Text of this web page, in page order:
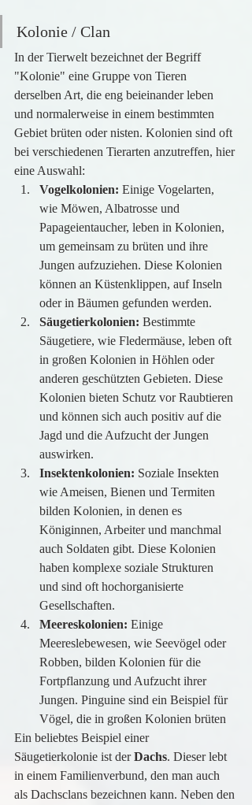
Kolonie / Clan
In der Tierwelt bezeichnet der Begriff
"Kolonie" eine Gruppe von Tieren
derselben Art, die eng beieinander leben
und normalerweise in einem bestimmten
Gebiet brüten oder nisten. Kolonien sind oft
bei verschiedenen Tierarten anzutreffen, hier
eine Auswahl:
Vogelkolonien: Einige Vogelarten,
wie Möwen, Albatrosse und
Papageientaucher, leben in Kolonien,
um gemeinsam zu brüten und ihre
Jungen aufzuziehen. Diese Kolonien
können an Küstenklippen, auf Inseln
oder in Bäumen gefunden werden.
Säugetierkolonien: Bestimmte
Säugetiere, wie Fledermäuse, leben oft
in großen Kolonien in Höhlen oder
anderen geschützten Gebieten. Diese
Kolonien bieten Schutz vor Raubtieren
und können sich auch positiv auf die
Jagd und die Aufzucht der Jungen
auswirken.
Insektenkolonien: Soziale Insekten
wie Ameisen, Bienen und Termiten
bilden Kolonien, in denen es
Königinnen, Arbeiter und manchmal
auch Soldaten gibt. Diese Kolonien
haben komplexe soziale Strukturen
und sind oft hochorganisierte
Gesellschaften.
Meereskolonien: Einige
Meereslebewesen, wie Seevögel oder
Robben, bilden Kolonien für die
Fortpflanzung und Aufzucht ihrer
Jungen. Pinguine sind ein Beispiel für
Vögel, die in großen Kolonien brüten
Ein beliebtes Beispiel einer
Säugetierkolonie ist der Dachs. Dieser lebt
in einem Familienverbund, den man auch
als Dachsclans bezeichnen kann. Neben den